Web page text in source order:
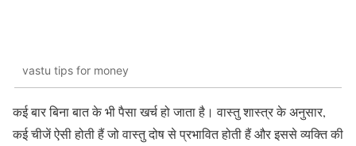
vastu tips for money
कई बार बिना बात के भी पैसा खर्च हो जाता है। वास्तु शास्त्र के अनुसार,
कई चीजें ऐसी होती हैं जो वास्तु दोष से प्रभावित होती हैं और इससे व्यक्ति की